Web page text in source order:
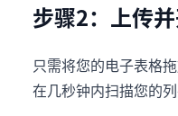
步骤2：上传
只需将您的电子表格
在几秒钟内扫描您的